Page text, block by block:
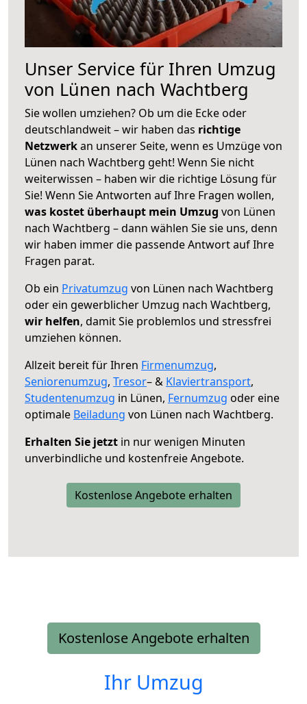
Unser Service für Ihren Umzug
von Lünen nach Wachtberg
Sie wollen umziehen? Ob um die Ecke oder
deutschlandweit – wir haben das richtige
Netzwerkan unserer Seite, wenn es Umzüge von
Lünen nach Wachtberg geht! Wenn Sie nicht
weiterwissen – haben wir die richtige Lösung für
Sie! Wenn Sie Antworten auf Ihre Fragen wollen,
was kostet überhaupt mein Umzug von Lünen
nach Wachtberg – dann wählen Sie sie uns, denn
wir haben immer die passende Antwort auf Ihre
Fragen parat.
Ob ein Privatumzug von Lünen nach Wachtberg
oder ein gewerblicher Umzug nach Wachtberg,
wir helfen, damit Sie problemlos und stressfrei
umziehen können.
Allzeit bereit für Ihren Firmenumzug,
Seniorenumzug, Tresor– & Klaviertransport,
Studentenumzug in Lünen, Fernumzug oder eine
optimale Beiladung von Lünen nach Wachtberg.
Erhalten Sie jetzt in nur wenigen Minuten
unverbindliche und kostenfreie Angebote.
Kostenlose Angebote erhalten
Kostenlose Angebote erhalten
Ihr Umzug